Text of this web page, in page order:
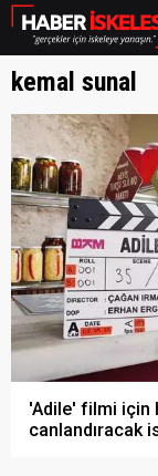
kemal sunal
'Adile' filmi için
canlandıracak